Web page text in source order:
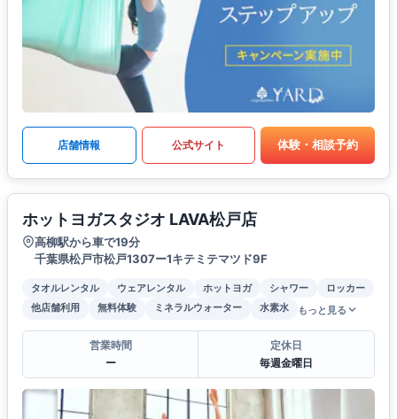
店舗情報 公式サイト 体験・相談予約
ホットヨガスタジオ LAVA松戸店
高柳駅から車で19分
千葉県松戸市松戸1307ー1キテミテマツド9F
タオルレンタル ウェアレンタル ホットヨガ シャワー
ロッカー
他店舗利用
無料体験 ミネラルウォーター 水素水 もっと見る
営業時間
ー
定休日
毎週金曜日